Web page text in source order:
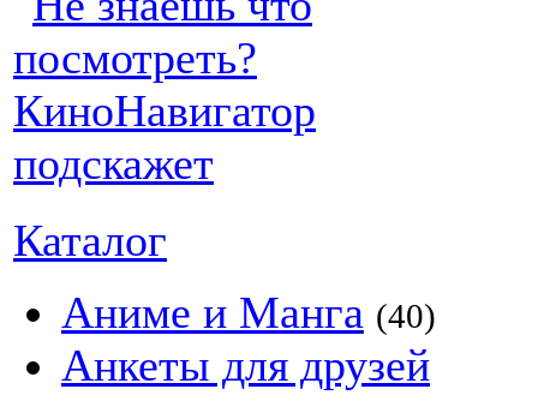
Каталог
Аниме и Манга (40)
Анкеты для друзей